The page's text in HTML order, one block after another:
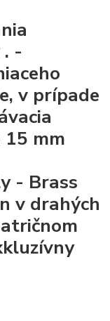
. -
v prípade
mm
- Brass
v drahých